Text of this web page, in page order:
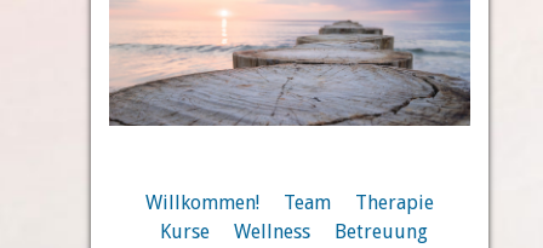
Willkommen! Team
Therapie
Kurse
Wellness
Betreuung